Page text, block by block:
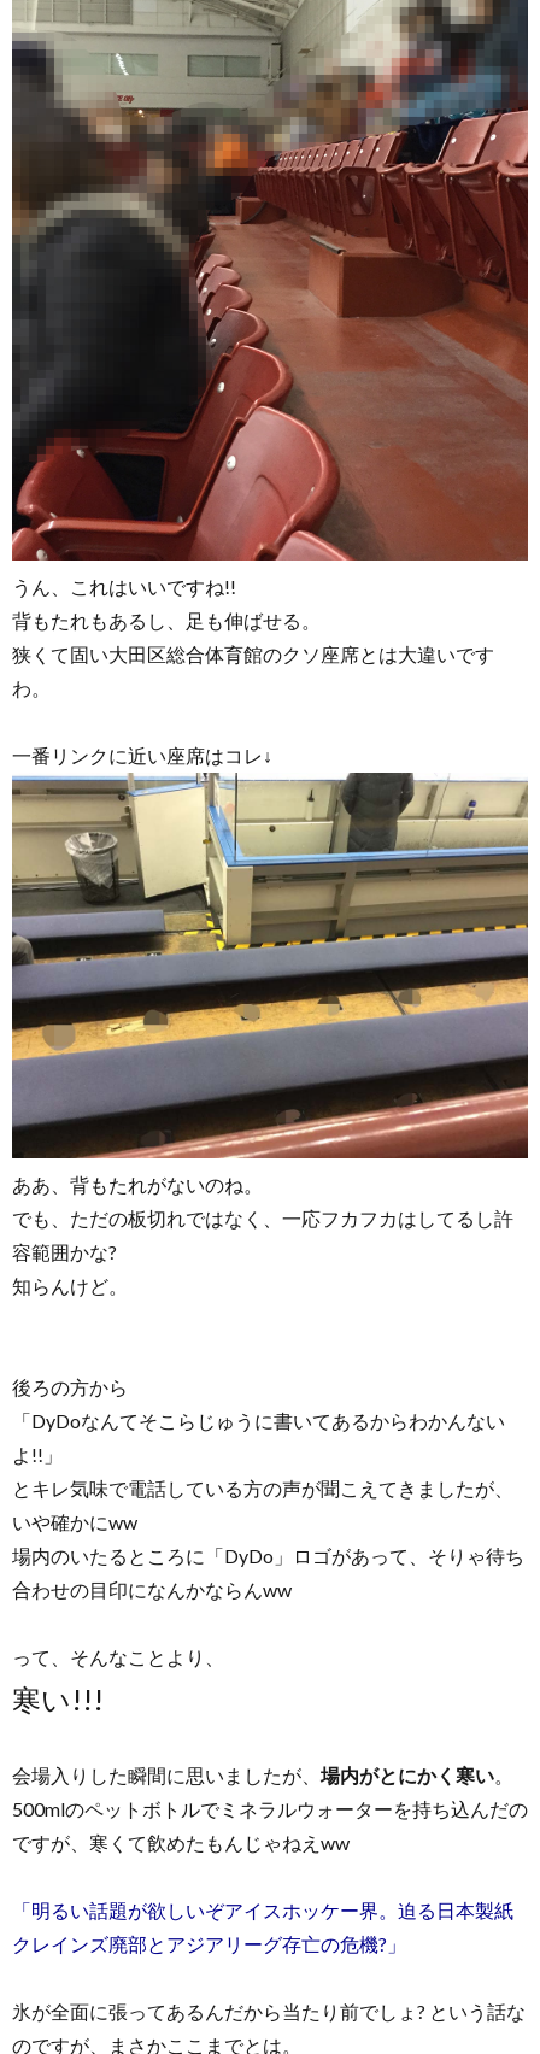
うん、これはいいですね!!
背もたれもあるし、足も伸ばせる。
狭くて固い大田区総合体育館のクソ座席とは大違いです
わ。
一番リンクに近い座席はコレ↓
ああ、背もたれがないのね。
でも、ただの板切れではなく、一応フカフカはしてるし許
容範囲かな?
知らんけど。
後ろの方から
「DyDoなんてそこらじゅうに書いてあるからわかんない
よ!!」
とキレ気味で電話している方の声が聞こえてきましたが、
いや確かにww
場内のいたるところに「DyDo」ロゴがあって、そりゃ待ち
合わせの目印になんかならんww
って、そんなことより、
寒い!!!
会場入りした瞬間に思いましたが、 場内がとにかく寒い。
500mlのペットボトルでミネラルウォーターを持ち込んだの
ですが、寒くて飲めたもんじゃねえww
「明るい話題が欲しいぞアイスホッケー界。迫る日本製紙
クレインズ廃部とアジアリーグ存亡の危機?」
氷が全面に張ってあるんだから当たり前でしょ? という話な
のですが、まさかここまでとは。